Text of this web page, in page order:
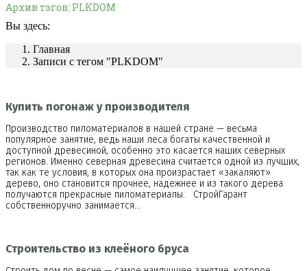
Архив тэгов: PLKDOM
Вы здесь:
Главная
Записи с тегом "PLKDOM"
Купить погонаж у производителя
Производство пиломатериалов в нашей стране — весьма
популярное занятие, ведь наши леса богаты качественной и
доступной древесиной, особенно это касается наших северных
регионов. Именно северная древесина считается одной из лучших,
так как те условия, в которых она произрастает «закаляют»
дерево, оно становится прочнее, надежнее и из такого дерева
получаются прекрасные пиломатериалы. СтройГарант
собственноручно занимается…
Строительство из клеёного бруса